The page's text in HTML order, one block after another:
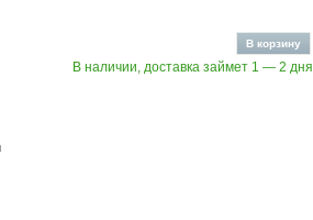
В наличии, доставка займет 1 — 2 дня